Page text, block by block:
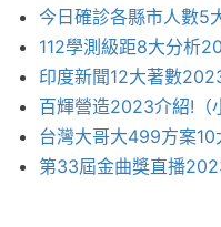
今日確診各縣市人數5
112學測級距8大分析
印度新聞12大著數
百輝營造2023介紹!（
台灣大哥大499方案10
第33屆金曲獎直播